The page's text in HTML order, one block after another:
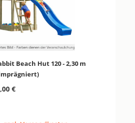
Beach Hut 120 - 2,30 m
€